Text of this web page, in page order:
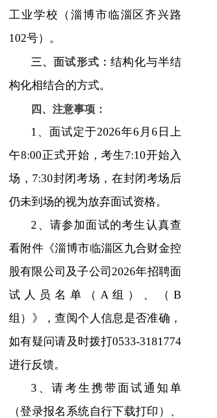
工业学校（淄博市临淄区齐兴路
102号）。
三、面试形式： 结构化与半结
构化相结合的方式。
四、注意事项：
1、面试定于2026年6月6日上
午8:00正式开始，考生7:10开始入
场，7:30封闭考场，在封闭考场后
仍未到场的视为放弃面试资格。
2、请参加面试的考生认真查
看附件《淄博市临淄区九合财金控
股有限公司及子公司2026年招聘面
试人员名单（A组）、
（B
组 ） 》，查阅个人信息是否准确，
如有疑问请及时拨打0533-3181774
进行反馈。
3、请考生携带面试通知单
（登录报名系统自行下载打印）、